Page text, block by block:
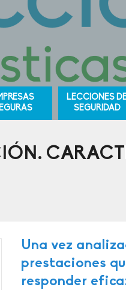
LECCIONES
SEGURIDAD
Una vez
prestaciones
responder